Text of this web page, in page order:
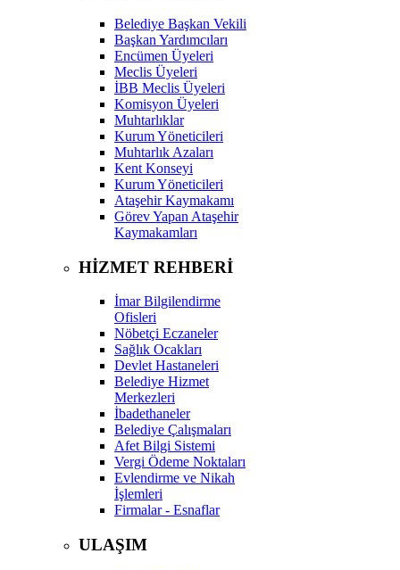
Belediye Başkan Vekili
Başkan Yardımcıları
Encümen Üyeleri
Meclis Üyeleri
İBB Meclis Üyeleri
Komisyon Üyeleri
Muhtarlıklar
Kurum Yöneticileri
Muhtarlık Azaları
Kent Konseyi
Kurum Yöneticileri
Ataşehir Kaymakamı
Görev Yapan Ataşehir
Kaymakamları
HİZMET REHBERİ
İmar Bilgilendirme
Ofisleri
Nöbetçi Eczaneler
Sağlık Ocakları
Devlet Hastaneleri
Belediye Hizmet
Merkezleri
İbadethaneler
Belediye Çalışmaları
Afet Bilgi Sistemi
Vergi Ödeme Noktaları
Evlendirme ve Nikah
İşlemleri
Firmalar - Esnaflar
ULAŞIM